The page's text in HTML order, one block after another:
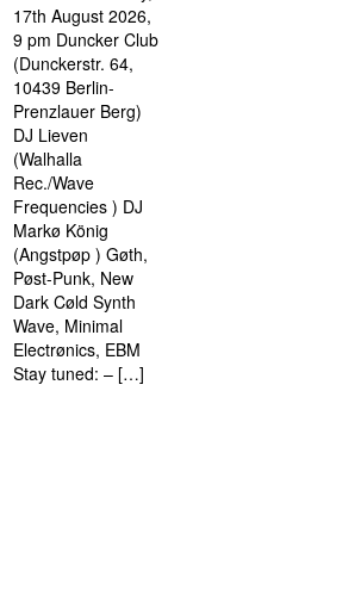
17th August 2026,
9 pm Duncker Club
(Dunckerstr. 64,
10439 Berlin-
Prenzlauer Berg)
DJ Lieven
(Walhalla
Rec./Wave
Frequencies ) DJ
Markø König
(Angstpøp ) Gøth,
Pøst-Punk, New
Dark Cøld Synth
Wave, Minimal
Electrønics, EBM
Stay tuned: – […]